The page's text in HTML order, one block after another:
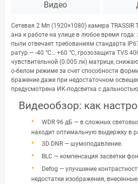
Видео
Сетевая 2 Мп (1920×1080) камера TRASSIR
ана к работе на улице в любое время года:
пыли отвечает требованиям стандарта
ратур — -40 °C… +60 °C, грозозащита TVS
чувствительной (0.005 лк) матрице,
о-белом режиме за счет способности
бражение даже при недостаточном
предусмотрена ИК-подсветка с
Видеообзор: как
WDR 96 дБ — в сложных
находит оптимальную выдержку в
3D DNR — шумоподавление.
BLC — компенсация засветки
Defog — улучшение
недостатки изображения,